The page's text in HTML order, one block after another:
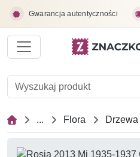
Gwarancja autentyczności
... Flora